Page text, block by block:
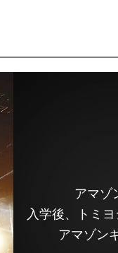
アマゾ
入学後、トミ
アマゾン